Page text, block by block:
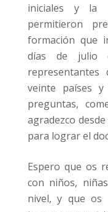
iniciales y la
permitieron
formación que
días de julio
representantes
veinte países
preguntas,
agradezco
para lograr el
Espero que os
con niños,
nivel, y que os